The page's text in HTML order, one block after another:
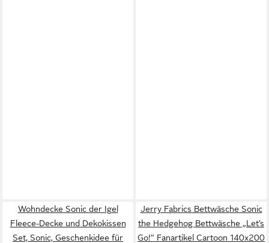
Wohndecke Sonic der Igel
Fleece-Decke und Dekokissen
Set, Sonic, Geschenkidee für
Jerry Fabrics Bettwäsche Sonic
the Hedgehog Bettwäsche „Let’s
Go!” Fanartikel Cartoon 140x200